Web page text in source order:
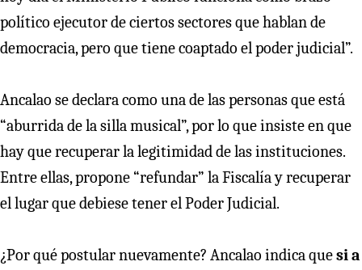
político ejecutor de ciertos sectores que hablan de
democracia, pero que tiene coaptado el poder judicial”.
Ancalao se declara como una de las personas que está
“aburrida de la silla musical”, por lo que insiste en que
hay que recuperar la legitimidad de las instituciones.
Entre ellas, propone “refundar” la Fiscalía y recuperar
el lugar que debiese tener el Poder Judicial.
¿Por qué postular nuevamente? Ancalao indica quesi a